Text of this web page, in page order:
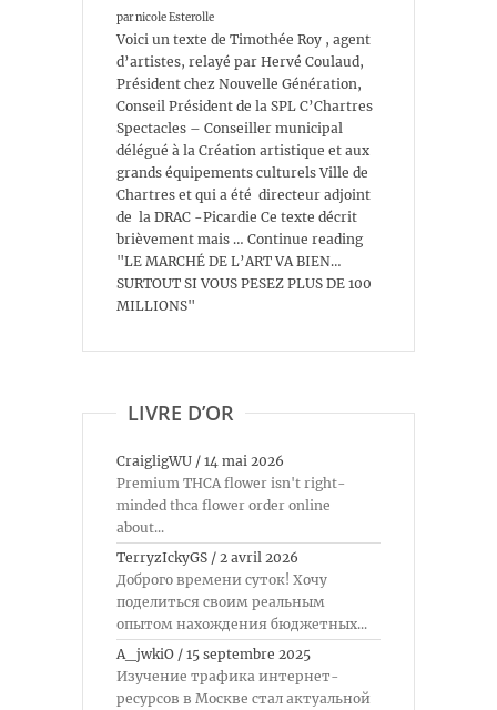
par nicole Esterolle
Voici un texte de Timothée Roy , agent
d’artistes, relayé par Hervé Coulaud,
Président chez Nouvelle Génération,
Conseil Président de la SPL C’Chartres
Spectacles – Conseiller municipal
délégué à la Création artistique et aux
grands équipements culturels Ville de
Chartres et qui a été directeur adjoint
de la DRAC -Picardie Ce texte décrit
brièvement mais … Continue reading
"LE MARCHÉ DE L’ART VA BIEN…
SURTOUT SI VOUS PESEZ PLUS DE 100
MILLIONS"
LIVRE D’OR
CraigligWU / 14 mai 2026
Premium THCA flower isn't right-
minded thca flower order online
about...
TerryzIckyGS / 2 avril 2026
Доброго времени суток! Хочу
поделиться своим реальным
опытом нахождения бюджетных...
A_jwkiO / 15 septembre 2025
Изучение трафика интернет-
ресурсов в Москве стал актуальной